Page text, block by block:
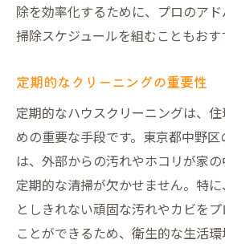
除を効率化するために、プロのア
掃除スケジュールを組むこともおす
定期的なクリーニングの重要性
定期的なハウスクリーニングは、
めの重要な手段です。東京都中野
は、外部からの汚れやホコリが家の
定期的な清掃が欠かせません。特
としきれない頑固な汚れやカビを
ことができるため、衛生的な生活